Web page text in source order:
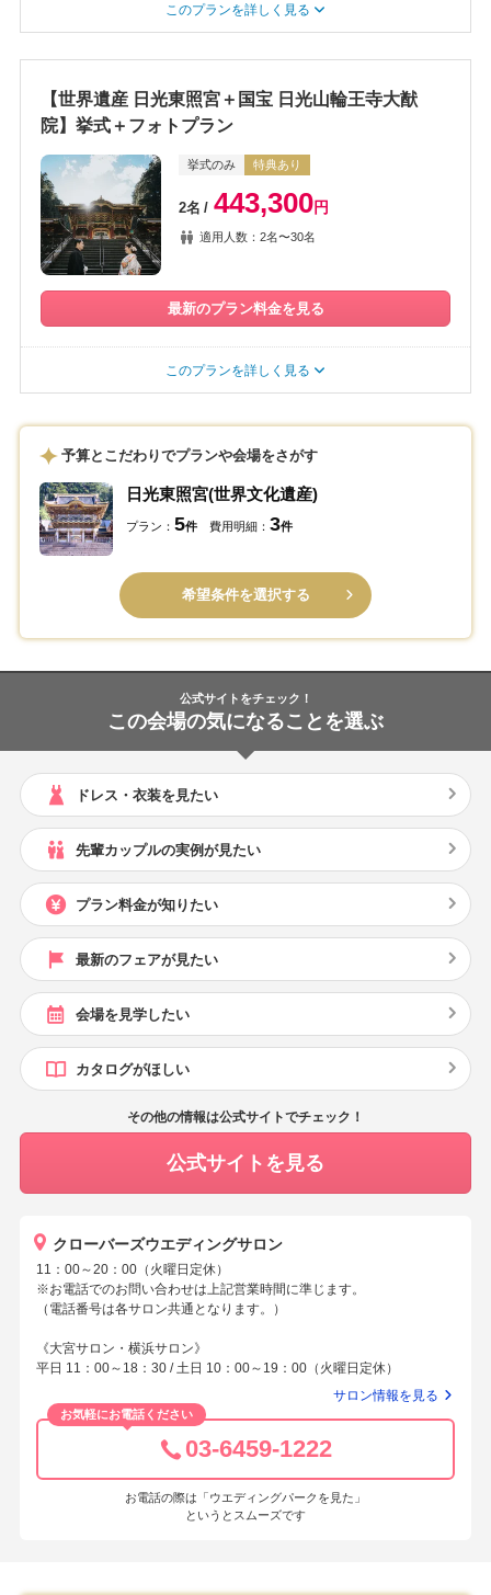
このプランを詳しく見る
【世界遺産 日光東照宮＋国宝 日光山輪王寺大猷
院】挙式＋フォトプラン
挙式のみ 特典あり
2名 443,300円
適用人数：2名〜30名
最新のプラン料金を見る
このプランを詳しく見る
予算とこだわりでプランや会場をさがす
日光東照宮(世界文化遺産)
プラン： 5件 費用明細： 3件
希望条件を選択する
公式サイトをチェック！
この会場の気になることを選ぶ
ドレス・衣装を見たい
先輩カップルの実例が見たい
プラン料金が知りたい
最新のフェアが見たい
会場を見学したい
カタログがほしい
その他の情報は公式サイトでチェック！
公式サイトを見る
クローバーズウエディングサロン
11：00～20：00（火曜日定休）
※お電話でのお問い合わせは上記営業時間に準じます。
（電話番号は各サロン共通となります。）
《大宮サロン・横浜サロン》
平日 11：00～18：30 / 土日 10：00～19：00（火曜日定休）
サロン情報を見る
お気軽にお電話ください
03-6459-1222
お電話の際は「ウエディングパークを見た」
というとスムーズです